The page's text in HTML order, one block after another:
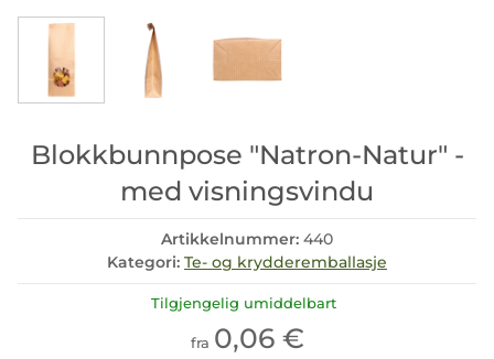
Blokkbunnpose "Natron-Natur" -
med visningsvindu
Artikkelnummer: 440
Kategori: Te- og krydderemballasje
Tilgjengelig umiddelbart
fra 0,06 €